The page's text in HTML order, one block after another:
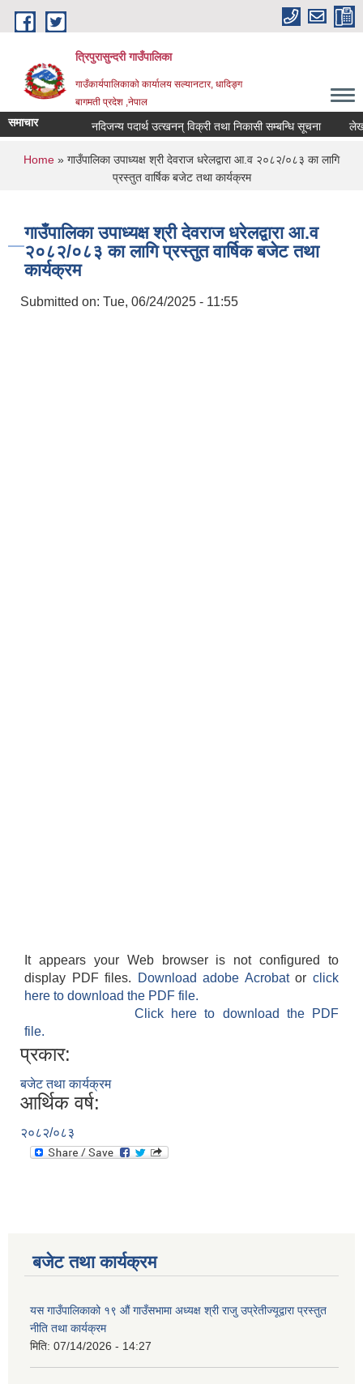
Skip to main content
त्रिपुरासुन्दरी गाउँपालिका
गाउँकार्यपालिकाको कार्यालय सल्यानटार, धादिङ्ग
बागमती प्रदेश ,नेपाल
समाचार नदिजन्य पदार्थ उत्खनन् विक्री तथा निकासी सम्बन्धि सूचना लेखा
You are here
Home » गाउँपालिका उपाध्यक्ष श्री देवराज धरेलद्वारा आ.व २०८२/०८३ का लागि
प्रस्तुत वार्षिक बजेट तथा कार्यक्रम
गाउँपालिका उपाध्यक्ष श्री देवराज धरेलद्वारा आ.व
२०८२/०८३ का लागि प्रस्तुत वार्षिक बजेट तथा
कार्यक्रम
Submitted on: Tue, 06/24/2025 - 11:55
It appears your Web browser is not configured to
display PDF files.
Download adobe Acrobatorclick
here to download the PDF file.
Click here to download the PDF
file.
प्रकार:
बजेट तथा कार्यक्रम
आर्थिक वर्ष:
२०८२/०८३
बजेट तथा कार्यक्रम
यस गाउँपालिकाको १९ औं गाउँसभामा अध्यक्ष श्री राजु उप्रेतीज्यूद्वारा प्रस्तुत
नीति तथा कार्यक्रम
मिति: 07/14/2026 - 14:27